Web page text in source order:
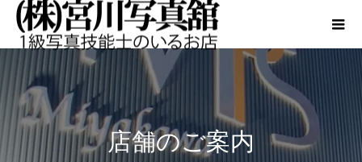
店舗のご案内